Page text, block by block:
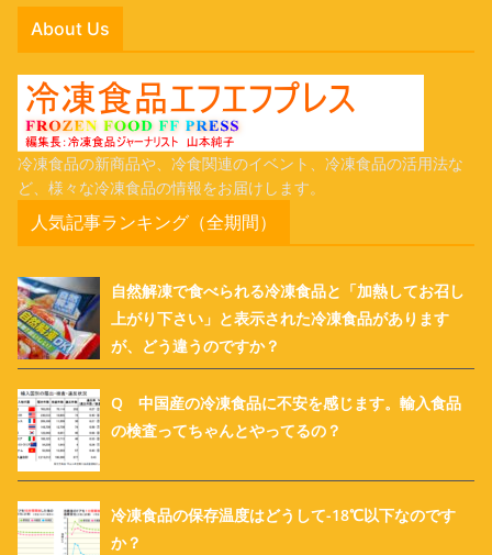
About Us
冷凍食品の新商品や、冷食関連のイベント、冷凍食品の活用法な
ど、様々な冷凍食品の情報をお届けします。
人気記事ランキング（全期間）
自然解凍で食べられる冷凍食品と「加熱してお召し
上がり下さい」と表示された冷凍食品があります
が、どう違うのですか？
Q 中国産の冷凍食品に不安を感じます。輸入食品
の検査ってちゃんとやってるの？
冷凍食品の保存温度はどうして-18℃以下なのです
か？